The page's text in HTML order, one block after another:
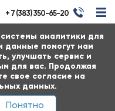
аналитики для
данные помогут нам
улучшать сервис и
для вас. Продолжая
свое согласие на
данных.
Понятно
+ 7 (383) 350-65-20